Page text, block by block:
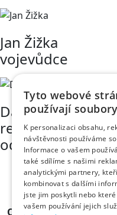
Jan Žižka
vojevůdce
David Klazar
referent
oddělení v
Odběr novinekKrálové
Tyto webové
používají
K personalizaci obsahu,
návštěvnosti používáme
Informace o vašem
také sdílíme s našimi
analytickými partnery,
kombinovat s dalšími
jste jim poskytli nebo
vašem používání jejich